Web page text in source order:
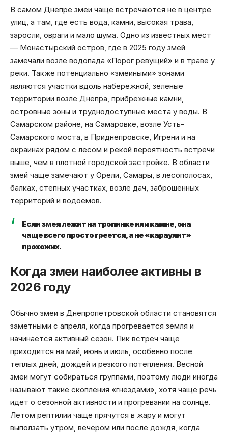
В самом Днепре змеи чаще встречаются не в центре
улиц, а там, где есть вода, камни, высокая трава,
заросли, овраги и мало шума. Одно из известных мест
— Монастырский остров, где в 2025 году змей
замечали возле водопада «Порог ревущий» и в траве у
реки. Также потенциально «змеиными» зонами
являются участки вдоль набережной, зеленые
территории возле Днепра, прибрежные камни,
островные зоны и труднодоступные места у воды. В
Самарском районе, на Самаровке, возле Усть-
Самарского моста, в Приднепровске, Игрени и на
окраинах рядом с лесом и рекой вероятность встречи
выше, чем в плотной городской застройке. В области
змей чаще замечают у Орели, Самары, в лесополосах,
балках, степных участках, возле дач, заброшенных
территорий и водоемов.
Если змея лежит на тропинке или камне, она
чаще всего просто греется, а не «караулит»
прохожих.
Когда змеи наиболее активны в
2026 году
Обычно змеи в Днепропетровской области становятся
заметными с апреля, когда прогревается земля и
начинается активный сезон. Пик встреч чаще
приходится на май, июнь и июль, особенно после
теплых дней, дождей и резкого потепления. Весной
змеи могут собираться группами, поэтому люди иногда
называют такие скопления «гнездами», хотя чаще речь
идет о сезонной активности и прогревании на солнце.
Летом рептилии чаще прячутся в жару и могут
выползать утром, вечером или после дождя, когда